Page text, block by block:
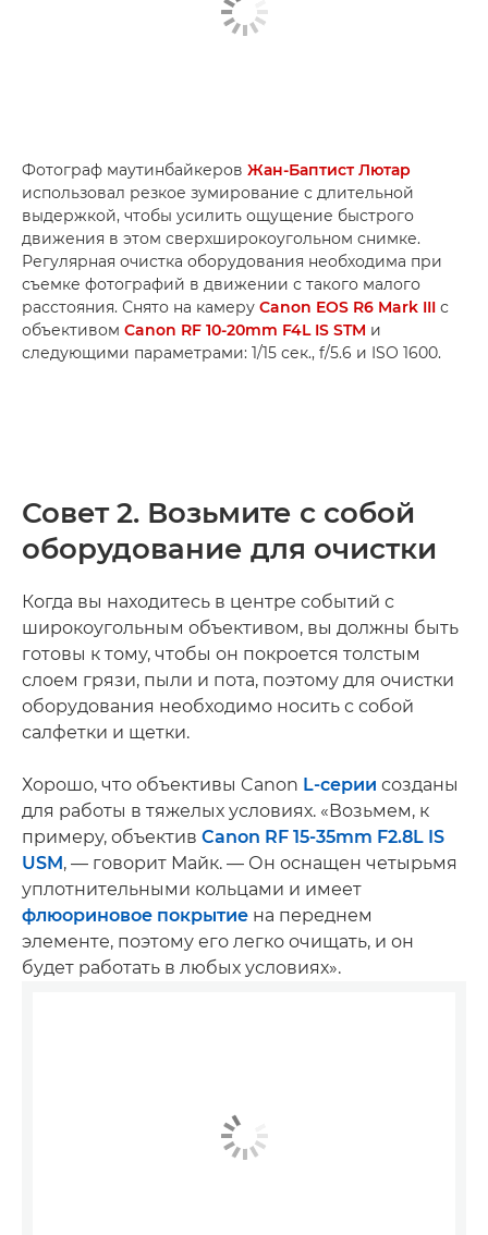
Фотограф маутинбайкеров Жан-Баптист Лютар
использовал резкое зумирование с длительной
выдержкой, чтобы усилить ощущение быстрого
движения в этом сверхширокоугольном снимке.
Регулярная очистка оборудования необходима при
съемке фотографий в движении с такого малого
расстояния. Снято на камеру Canon EOS R6 Mark III с
объективом Canon RF 10-20mm F4L IS STM и
следующими параметрами: 1/15 сек., f/5.6 и ISO 1600.
Совет 2. Возьмите с собой
оборудование для очистки
Когда вы находитесь в центре событий с
широкоугольным объективом, вы должны быть
готовы к тому, чтобы он покроется толстым
слоем грязи, пыли и пота, поэтому для очистки
оборудования необходимо носить с собой
салфетки и щетки.
Хорошо, что объективы Canon L-серии созданы
для работы в тяжелых условиях. «Возьмем, к
примеру, объектив Canon RF 15-35mm F2.8L IS
USM, — говорит Майк. — Он оснащен четырьмя
уплотнительными кольцами и имеет
флюориновое покрытие на переднем
элементе, поэтому его легко очищать, и он
будет работать в любых условиях».